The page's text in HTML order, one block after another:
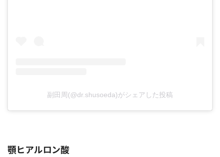
副田周(@dr.shusoeda)がシェアした投稿
顎ヒアルロン酸